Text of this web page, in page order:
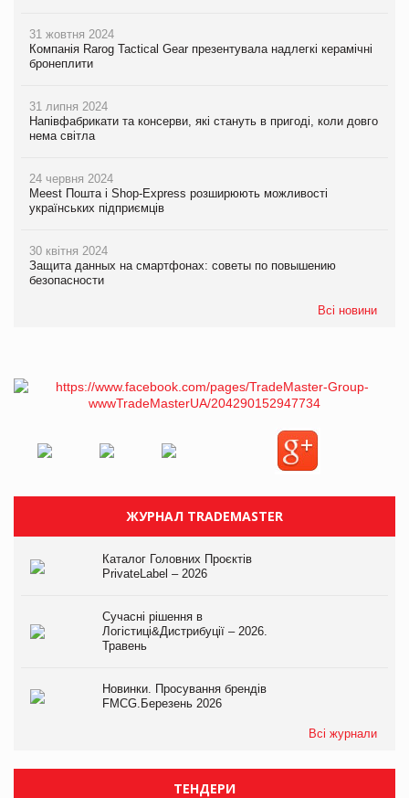
31 жовтня 2024
Компанія Rarog Tactical Gear презентувала надлегкі керамічні
бронеплити
31 липня 2024
Напівфабрикати та консерви, які стануть в пригоді, коли довго
нема світла
24 червня 2024
Meest Пошта і Shop-Express розширюють можливості
українських підприємців
30 квітня 2024
Защита данных на смартфонах: советы по повышению
безопасности
Всі новини
ЖУРНАЛ TRADEMASTER
Каталог Головних Проєктів
PrivateLabel – 2026
Сучасні рішення в
Логістиці&Дистрибуції – 2026.
Травень
Новинки. Просування брендів
FMCG.Березень 2026
Всі журнали
ТЕНДЕРИ